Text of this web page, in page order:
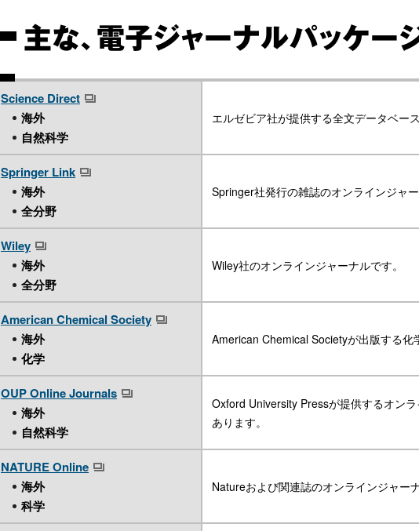
主な、電子ジャーナルパッケー
Science Direct
海外
自然科学
エルゼビア社が提供する全文データベー
Springer Link
海外
全分野
Springer社発行の雑誌のオンラインジャ
Wiley
海外
全分野
Wiley社のオンラインジャーナルです。
American Chemical Society
海外
化学
American Chemical Societyが出版する化
OUP Online Journals
海外
自然科学
Oxford University Pressが提供するオン
あります。
NATURE Online
海外
科学
Natureおよび関連誌のオンラインジャーナ